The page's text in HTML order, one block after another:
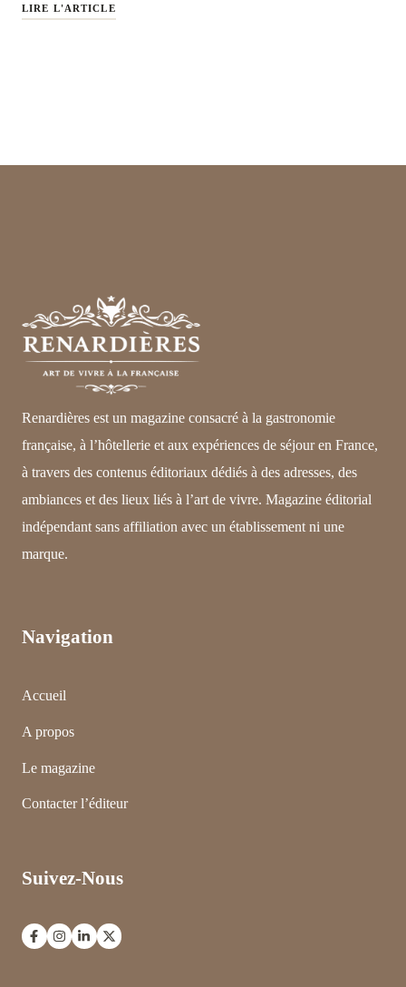
LIRE L'ARTICLE
Renardières est un magazine consacré à la gastronomie
française, à l’hôtellerie et aux expériences de séjour en France,
à travers des contenus éditoriaux dédiés à des adresses, des
ambiances et des lieux liés à l’art de vivre. Magazine éditorial
indépendant sans affiliation avec un établissement ni une
marque.
Navigation
Accueil
A propos
Le magazine
Contacter l’éditeur
Suivez-Nous